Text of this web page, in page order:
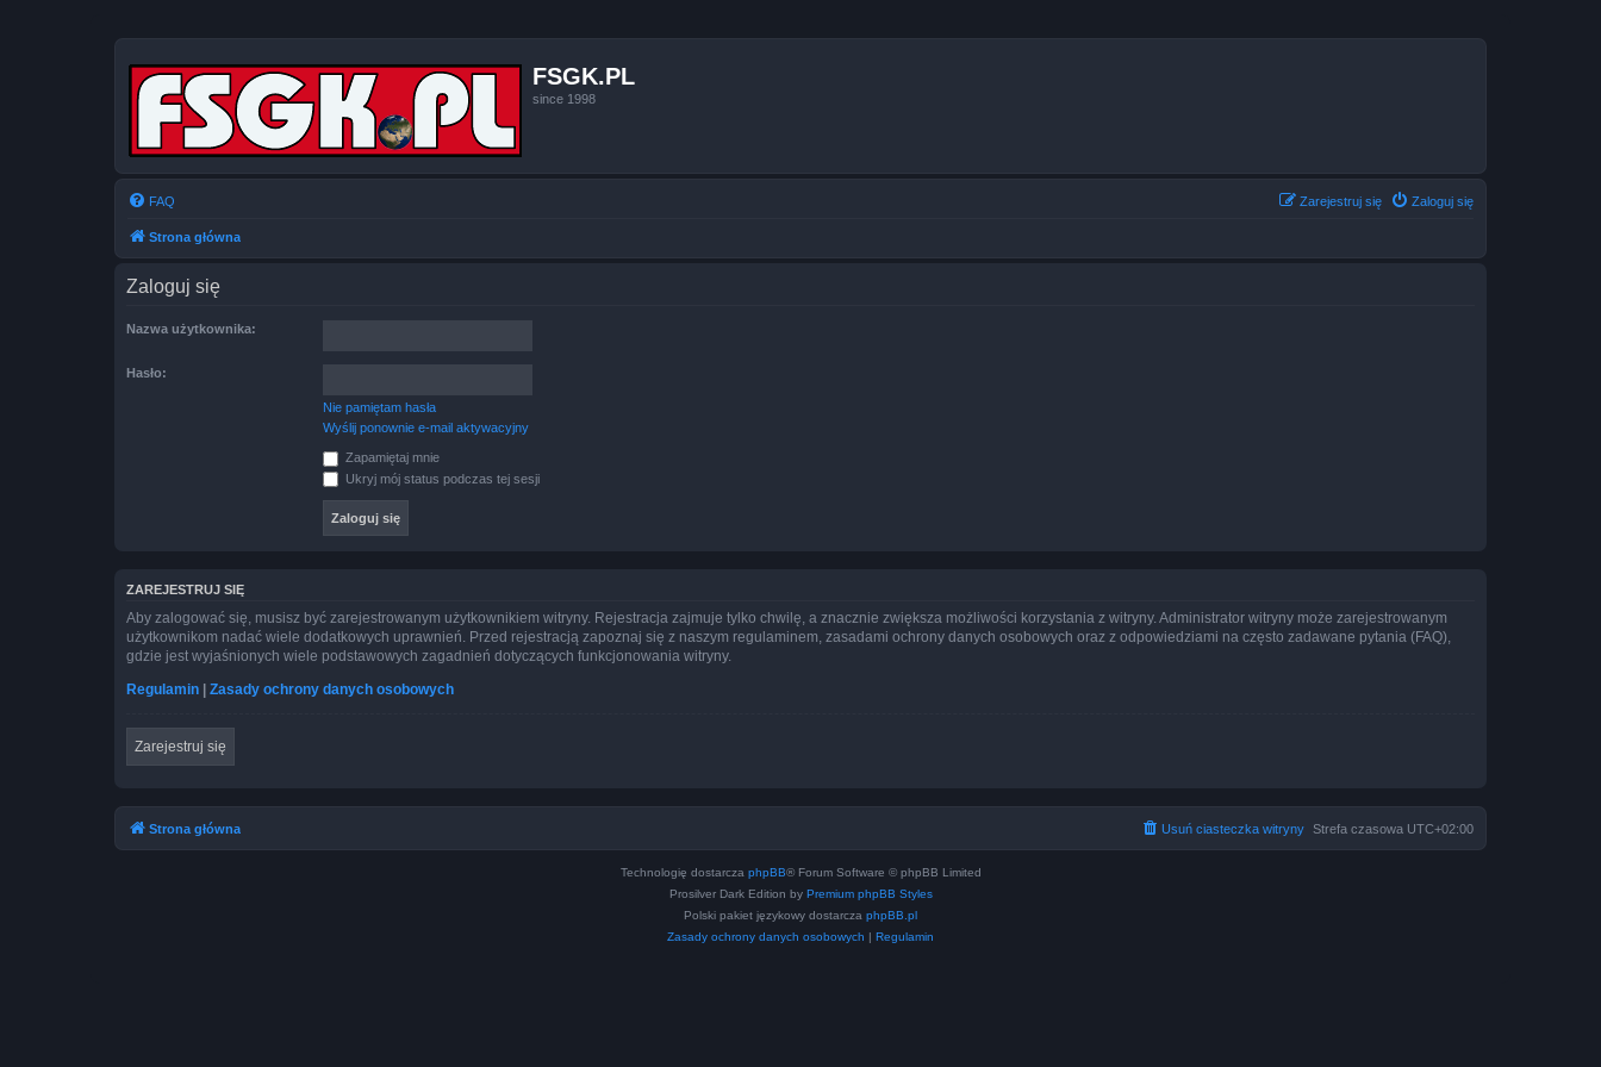
FSGK.PL
since 1998
FAQ Zaloguj się
Zarejestruj się
Strona główna
Zaloguj się
Nazwa użytkownika:
Hasło:
Nie pamiętam hasła
Wyślij ponownie e-mail aktywacyjny
Zapamiętaj mnie
Ukryj mój status podczas tej sesji
ZAREJESTRUJ SIĘ
Aby zalogować się, musisz być zarejestrowanym użytkownikiem witryny. Rejestracja zajmuje tylko chwilę, a znacznie zwiększa możliwości korzystania z witryny. Administrator witryny może zarejestrowanym
użytkownikom nadać wiele dodatkowych uprawnień. Przed rejestracją zapoznaj się z naszym regulaminem, zasadami ochrony danych osobowych oraz z odpowiedziami na często zadawane pytania (FAQ),
gdzie jest wyjaśnionych wiele podstawowych zagadnień dotyczących funkcjonowania witryny.
Regulamin | Zasady ochrony danych osobowych
Zarejestruj się
Strona główna Strefa czasowa UTC+02:00
Usuń ciasteczka witryny
Technologię dostarcza phpBB® Forum Software © phpBB Limited
Prosilver Dark Edition by Premium phpBB Styles
Polski pakiet językowy dostarcza phpBB.pl
Zasady ochrony danych osobowych | Regulamin